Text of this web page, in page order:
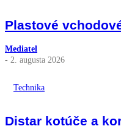
Plastové
Mediatel
- 2. augusta 2026
Technika
Distar kotúče a